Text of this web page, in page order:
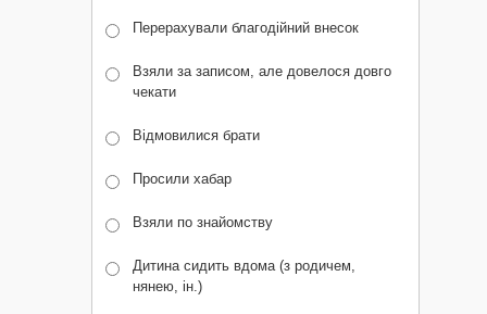
Перерахували благодійний внесок
Взяли за записом, але довелося довго
чекати
Відмовилися брати
Просили хабар
Взяли по знайомству
Дитина сидить вдома (з родичем,
нянею, ін.)